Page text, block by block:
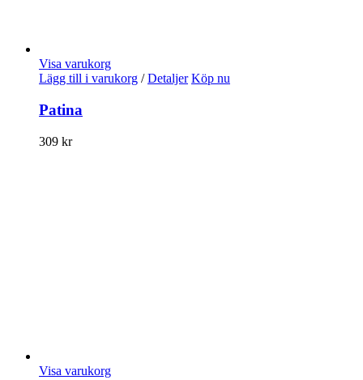
Visa varukorg
Lägg till i varukorg / Detaljer Köp nu
Patina
309 kr
Visa varukorg